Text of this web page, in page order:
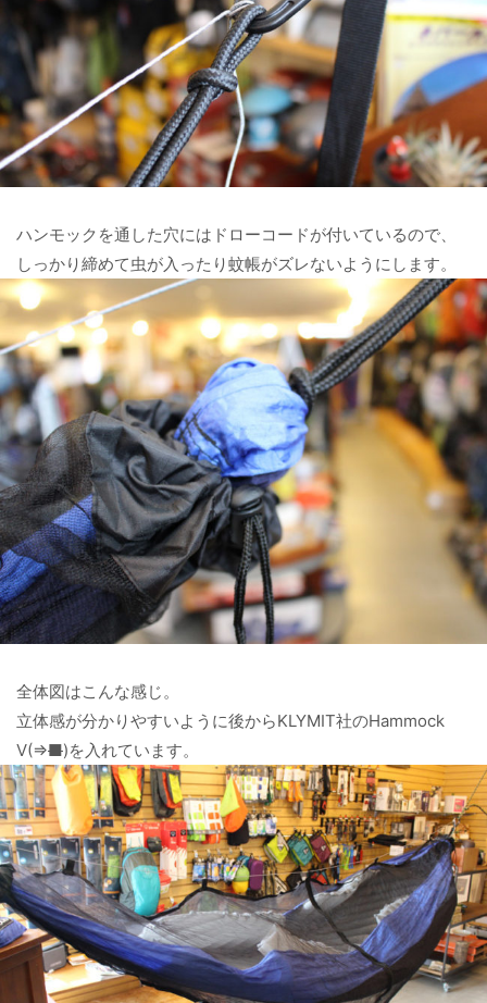
ハンモックを通した穴にはドローコードが付いているので、
しっかり締めて虫が入ったり蚊帳がズレないようにします。
全体図はこんな感じ。
立体感が分かりやすいように後からKLYMIT社のHammock
V(⇒■)を入れています。